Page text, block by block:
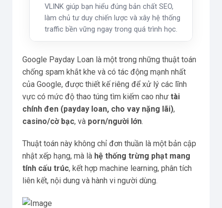
VLINK giúp bạn hiểu đúng bản chất SEO,
làm chủ tư duy chiến lược và xây hệ thống
traffic bền vững ngay trong quá trình học.
Google Payday Loan là một trong những thuật toán
chống spam khắt khe và có tác động mạnh nhất
của Google, được thiết kế riêng để xử lý các lĩnh
vực có mức độ thao túng tìm kiếm cao như tài
chính đen (payday loan, cho vay nặng lãi),
casino/cờ bạc, và porn/người lớn.
Thuật toán này không chỉ đơn thuần là một bản cập
nhật xếp hạng, mà là hệ thống trừng phạt mang
tính cấu trúc, kết hợp machine learning, phân tích
liên kết, nội dung và hành vi người dùng.